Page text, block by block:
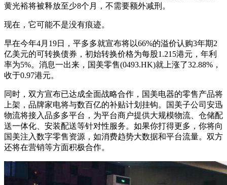
黄光裕将被释放至少8个月，不需要额外减刑。
现在，它可能不是没有痕迹。
早在今年4月19日，平多多就宣布将以66%的溢价认购3年期2
亿美元的可转换债券，初始转换价格为每股1.215港元，年利
率为5%。消息一出来，国美零售(0493.HK)就上涨了32.88%，
收于0.97港元。
同时，双方宣布已达成全面战略合作，国美电器的零售产品将
上架，品牌家电将与数百亿的补贴计划挂钩。国美子公司安迅
物流将接入品多多平台，为平台商户提供大规模物流、仓储配
送一体化、安装配送等针对性服务。如果你打得更多，你将向
国美注入数字零售资源，如消费趋势大数据和平台流量。双方
还将在营销等方面积极合作。